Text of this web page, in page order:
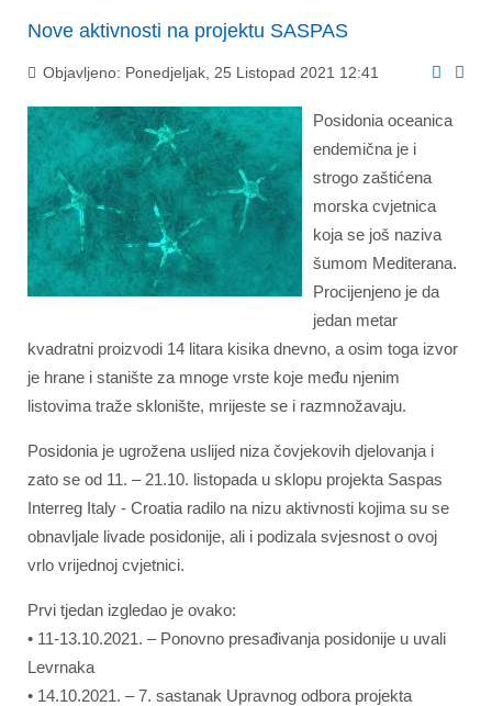
Nove aktivnosti na projektu SASPAS
Objavljeno: Ponedjeljak, 25 Listopad 2021 12:41
Posidonia oceanica
endemična je i
strogo zaštićena
morska cvjetnica
koja se još naziva
šumom Mediterana.
Procijenjeno je da
jedan metar
kvadratni proizvodi 14 litara kisika dnevno, a osim toga izvor
je hrane i stanište za mnoge vrste koje među njenim
listovima traže sklonište, mrijeste se i razmnožavaju.
Posidonia je ugrožena uslijed niza čovjekovih djelovanja i
zato se od 11. – 21.10. listopada u sklopu projekta Saspas
Interreg Italy - Croatia radilo na nizu aktivnosti kojima su se
obnavljale livade posidonije, ali i podizala svjesnost o ovoj
vrlo vrijednoj cvjetnici.
Prvi tjedan izgledao je ovako:
• 11-13.10.2021. – Ponovno presađivanja posidonije u uvali
Levrnaka
• 14.10.2021. – 7. sastanak Upravnog odbora projekta